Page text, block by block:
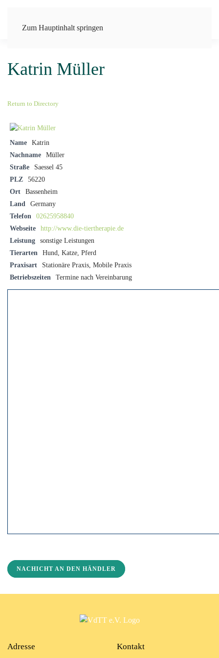
Zum Hauptinhalt springen
Katrin Müller
Return to Directory
Name
Katrin
Nachname
Müller
Straße
Saessel 45
PLZ
56220
Ort
Bassenheim
Land
Germany
Telefon
02625958840
Webseite
http://www.die-tiertherapie.de
Leistung
sonstige Leistungen
Tierarten
Hund, Katze, Pferd
Praxisart
Stationäre Praxis, Mobile Praxis
Betriebszeiten
Termine nach Vereinbarung
NACHICHT AN DEN HÄNDLER
Adresse Kontakt